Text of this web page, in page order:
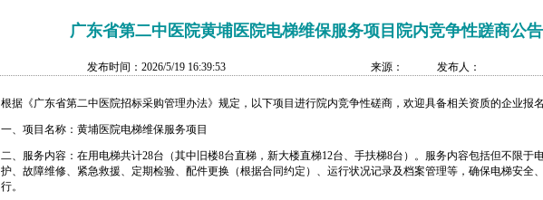
广东省第二中医院黄埔医院电梯维保服务项目院内竞争性蹉商公告
发布时间：2026/5/19 16:39:53 来源： 发布人：
根据《广东省第二中医院招标采购管理办法》规定，以下项目进行院内竞争性磋商，欢迎具备相关资质的企业报名
一、项目名称：黄埔医院电梯维保服务项目
二、服务内容：在用电梯共计28台（其中旧楼8台直梯，新大楼直梯12台、手扶梯8台）。服务内容包括但不限于
护、故障维修、紧急救援、定期检验、配件更换（根据合同约定）、运行状况记录及档案管理等，确保电梯安全
行。